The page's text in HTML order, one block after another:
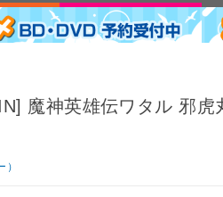
魔神英雄伝ワタル 邪虎
）